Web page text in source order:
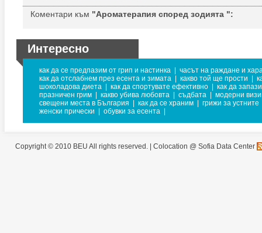
Коментари към "Ароматерапия според зодията ":
Интересно
как да се предпазим от грип и настинка
часът на раждане и
как да отслабнем през есента и зимата
какво той ще прости
шоколадова диета
как да спортувате ефективно
как да
празничен грим
какво убива любовта съдбата
модерни
свещени места в България
как да се храним
грижи за устните
женски прически
обувки за есента
Copyright © 2010 BEU All rights reserved. | Colocation @ Sofia Data Center